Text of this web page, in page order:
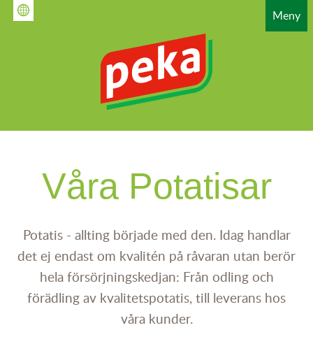
Hoppa
Meny
HAUPTNAVIGATION
Våra Potatisar
Potatis - allting började med den. Idag handlar
det ej endast om kvalitén på råvaran utan berör
hela försörjningskedjan: Från odling och
förädling av kvalitetspotatis, till leverans hos
våra kunder.